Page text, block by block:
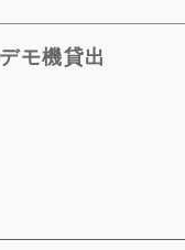
デモ機貸出